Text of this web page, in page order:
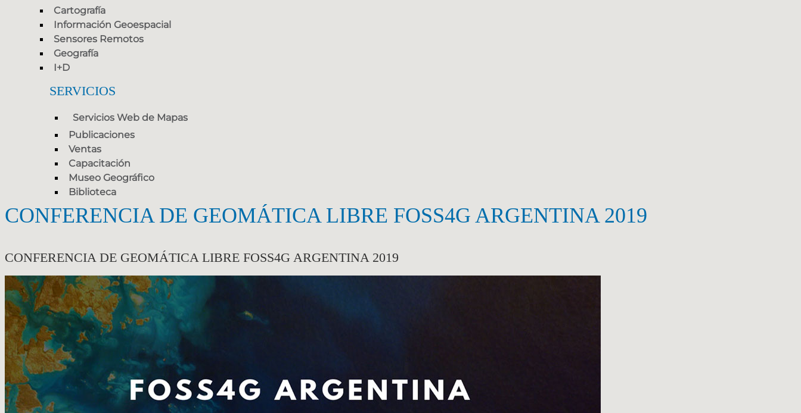
Cartografía
Información Geoespacial
Sensores Remotos
Geografía
I+D
SERVICIOS
Servicios Web de Mapas
Publicaciones
Ventas
Capacitación
Museo Geográfico
Biblioteca
CONFERENCIA DE GEOMÁTICA LIBRE FOSS4G ARGENTINA 2019
CONFERENCIA DE GEOMÁTICA LIBRE FOSS4G ARGENTINA 2019